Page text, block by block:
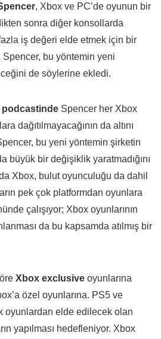
, Xbox ve PC’de oyunun bir
sonra diğer konsollarda
iş değeri elde etmek için bir
Spencer, bu yöntemin yeni
de söylerine ekledi.
Spencer her Xbox
dağıtılmayacağının da altını
bu yeni yöntemin şirketin
büyük bir değişiklik yaratmadığını
Xbox, bulut oyunculuğu da dahil
pek çok platformdan oyunlara
çalışıyor; Xbox oyunlarının
da bu kapsamda atılmış bir
Xbox exclusive oyunlarına
özel oyunlarına. PS5 ve
oyunlardan elde edilecek olan
yapılması hedefleniyor. Xbox